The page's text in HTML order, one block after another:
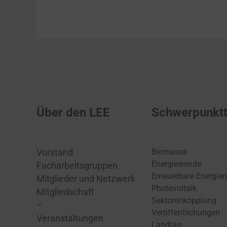
Über den LEE
Vorstand
Facharbeitsgruppen
Mitglieder und Netzwerk
Mitgliedschaft
–
Veranstaltungen
Biomasse
Energiewende
Erneuerbare Energien
Photovoltaik
Sektorenkopplung
Veröffentlichungen
Landtag